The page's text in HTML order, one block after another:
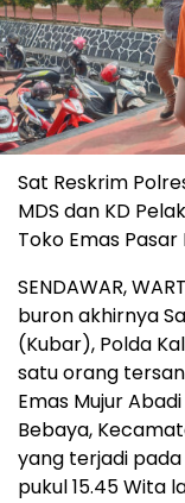
Sat Reskrim
MDS dan KD
Toko Emas
SENDAWAR,
buron akhirnya
(Kubar), Polda
satu orang
Emas Mujur
Bebaya,
yang terjadi pada
pukul 15.45 Wita